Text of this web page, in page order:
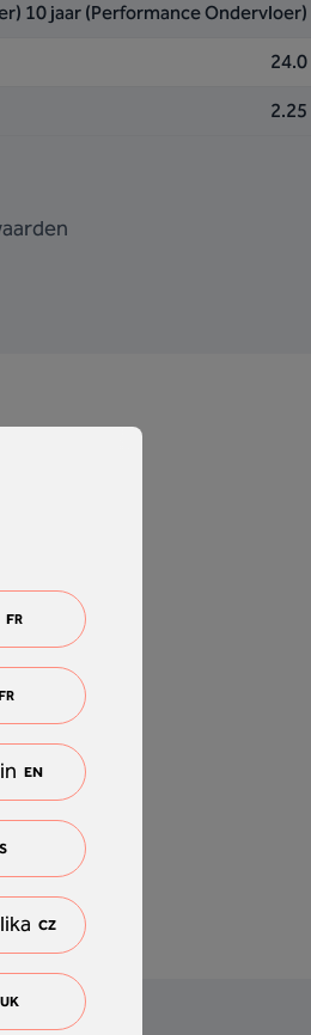
10 jaar (Performance Ondervloer)
24.0
2.25
FR
EN
CZ
UK